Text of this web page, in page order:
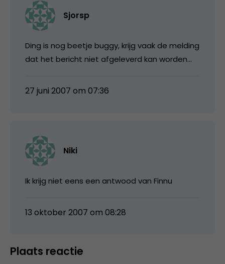
Sjorsp
Ding is nog beetje buggy, krijg vaak de melding
dat het bericht niet afgeleverd kan worden…
27 juni 2007 om 07:36
Niki
Ik krijg niet eens een antwood van Finnu
13 oktober 2007 om 08:28
Plaats reactie